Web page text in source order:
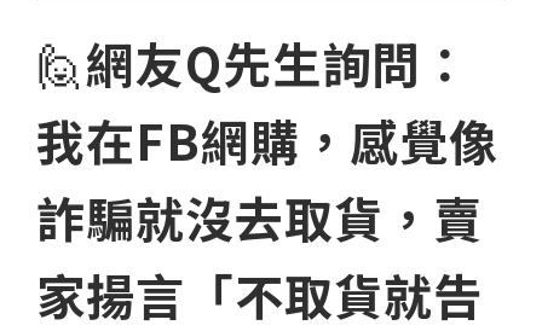
🙋網友Q先生詢問：
我在FB網購，感覺像
詐騙就沒去取貨，賣
家揚言「不取貨就告